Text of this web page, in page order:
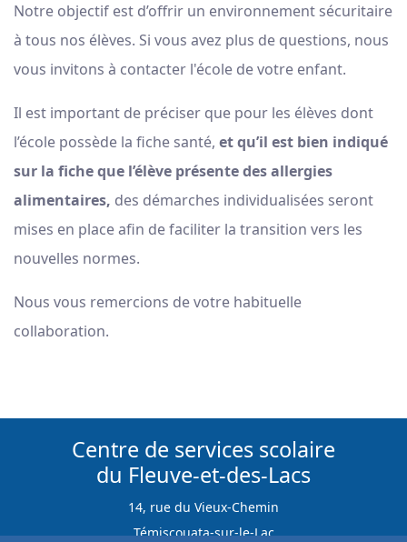
Notre objectif est d’offrir un environnement sécuritaire
à tous nos élèves. Si vous avez plus de questions, nous
vous invitons à contacter l'école de votre enfant.
Il est important de préciser que pour les élèves dont
l’école possède la fiche santé, et qu’il est bien indiqué
sur la fiche que l’élève présente des allergies
alimentaires, des démarches individualisées seront
mises en place afin de faciliter la transition vers les
nouvelles normes.
Nous vous remercions de votre habituelle
collaboration.
Centre de services scolaire
du Fleuve-et-des-Lacs
14, rue du Vieux-Chemin
Témiscouata-sur-le-Lac